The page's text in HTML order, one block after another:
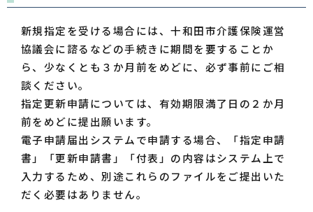
新規指定を受ける場合には、十和田市介護保険運営
協議会に諮るなどの手続きに期間を要することか
ら、少なくとも３か月前をめどに、必ず事前にご相
談ください。
指定更新申請については、有効期限満了日の２か月
前をめどに提出願います。
電子申請届出システムで申請する場合、「指定申請
書」「更新申請書」「付表」の内容はシステム上で
入力するため、別途これらのファイルをご提出いた
だく必要はありません。